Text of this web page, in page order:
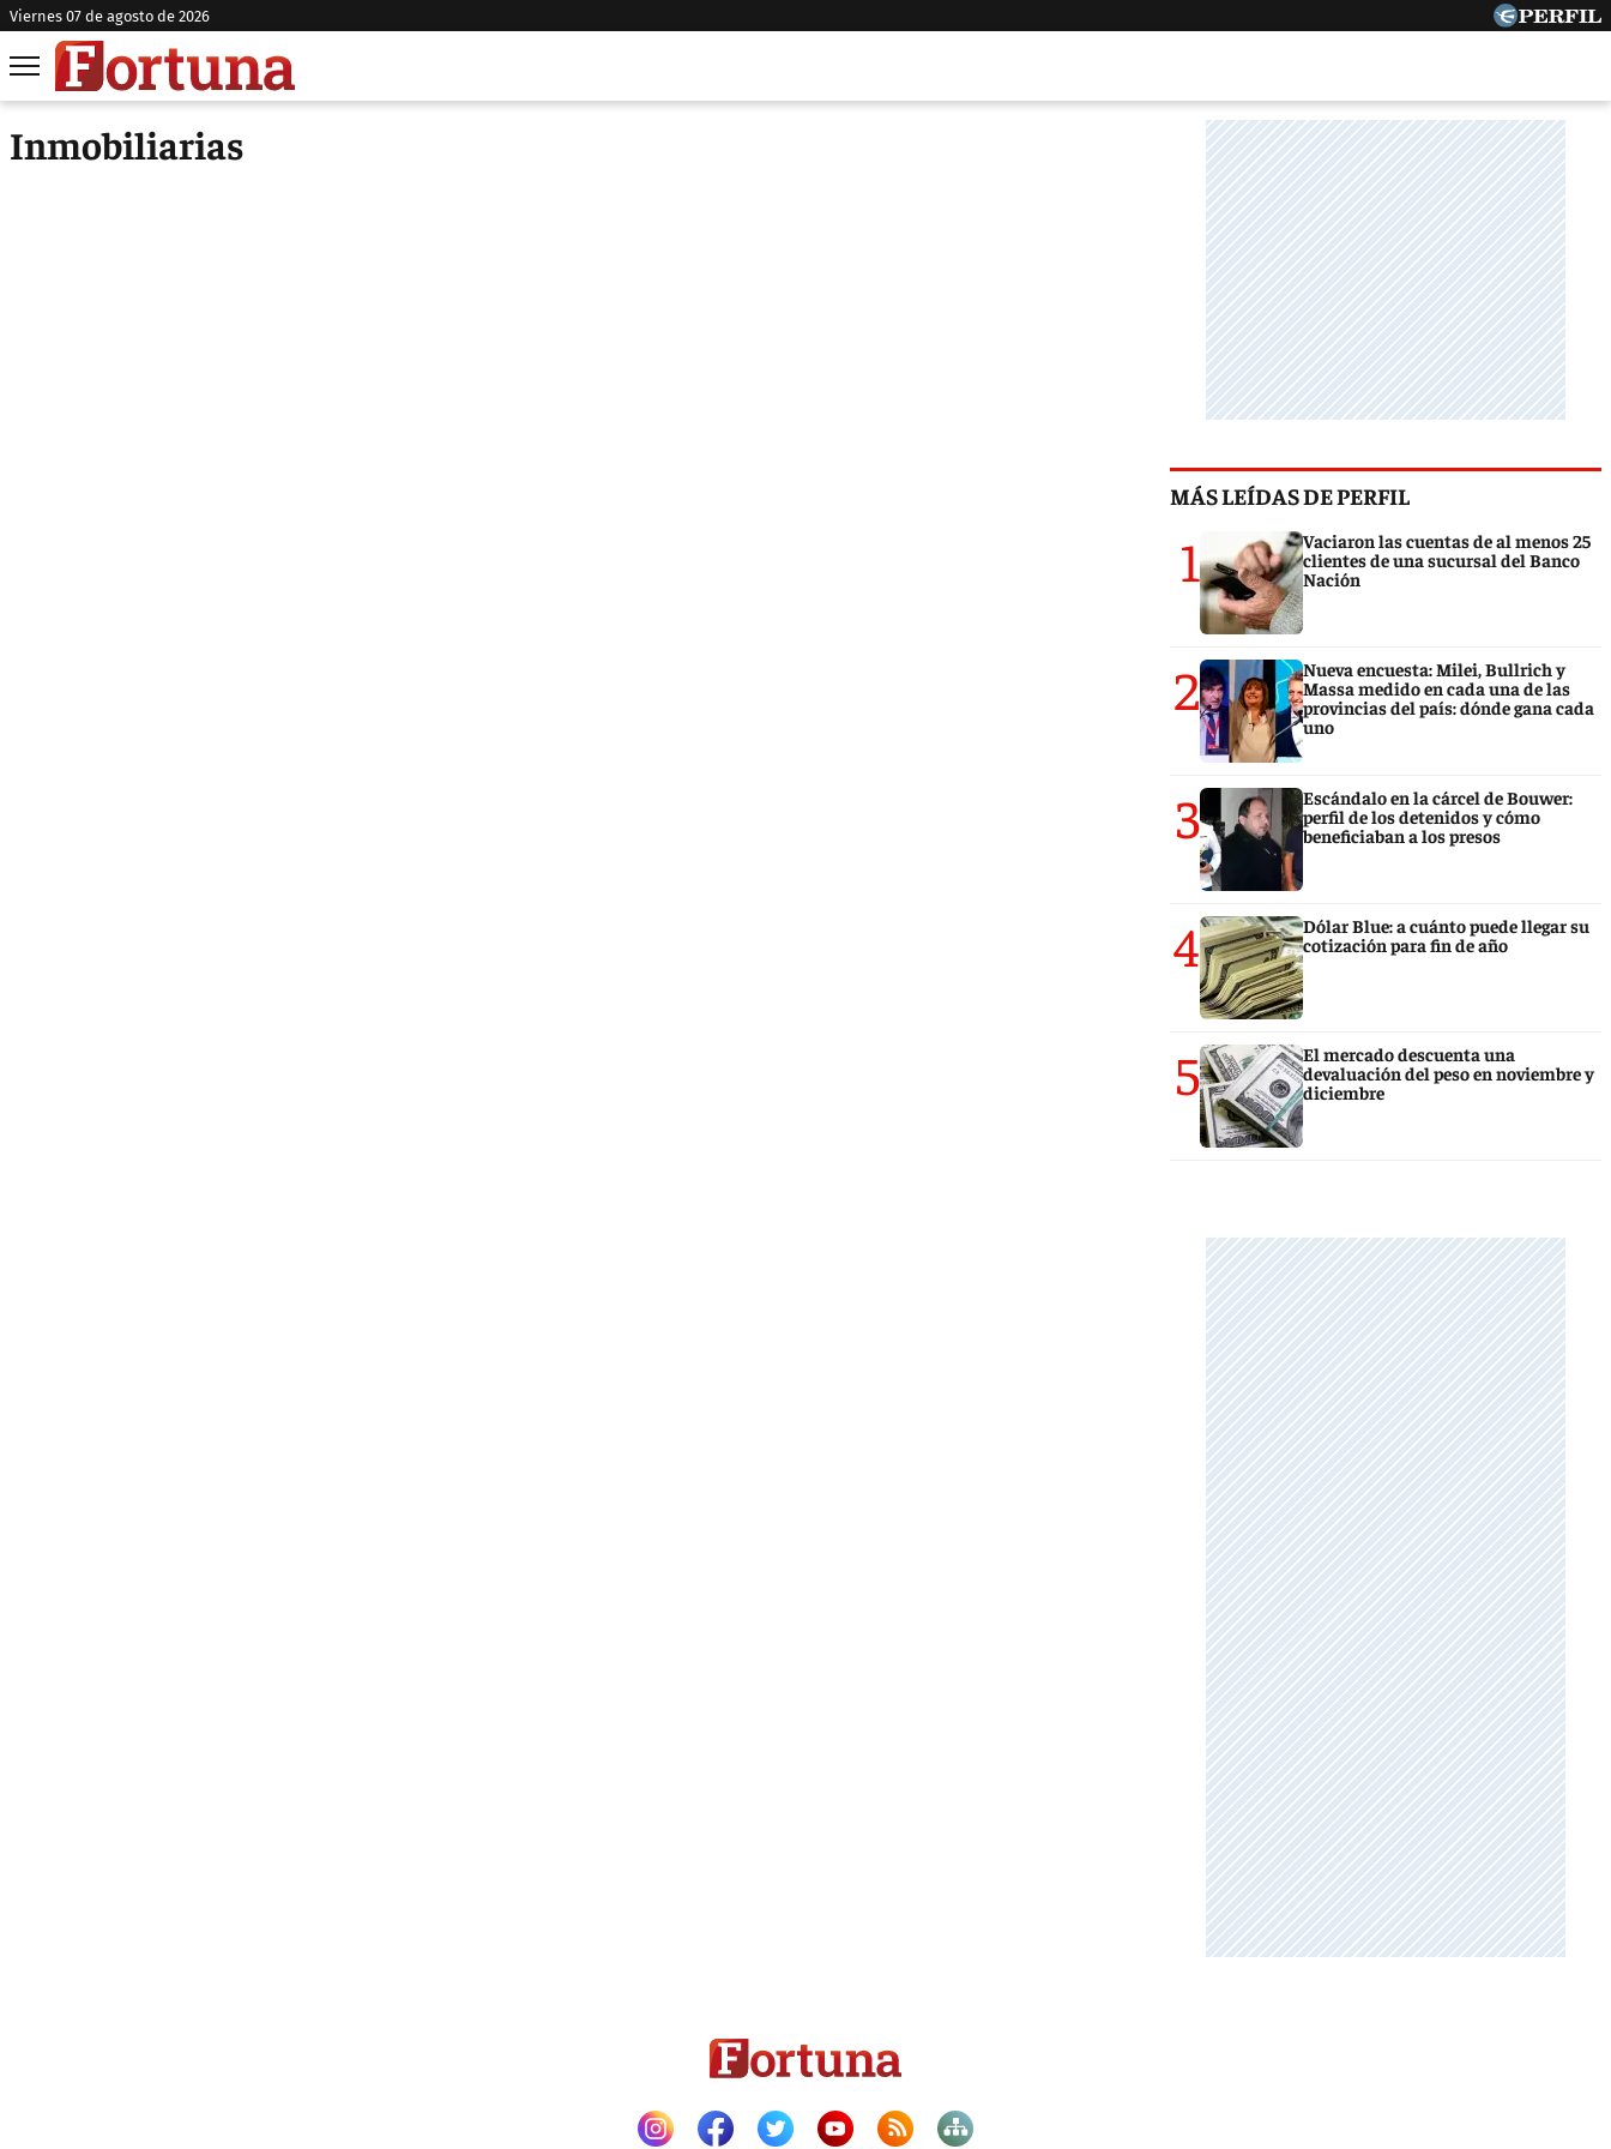
viernes 07 de agosto de 2026
Inmobiliarias
MÁS LEÍDAS DE PERFIL
1
Vaciaron las cuentas de al menos 25
clientes de una sucursal del Banco
Nación
2
Nueva encuesta: Milei, Bullrich y
Massa medido en cada una de las
provincias del país: dónde gana cada
uno
3
Escándalo en la cárcel de Bouwer:
perfil de los detenidos y cómo
beneficiaban a los presos
4
Dólar Blue: a cuánto puede llegar su
cotización para fin de año
5
El mercado descuenta una
devaluación del peso en noviembre y
diciembre